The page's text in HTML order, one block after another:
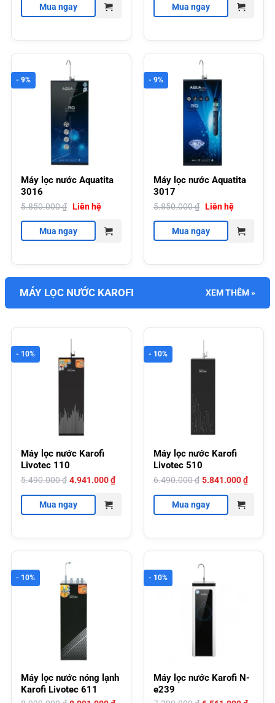
Mua ngay Mua ngay
- 9%
Máy lọc nước Aquatita
3016
5.850.000₫ Liên hệ
Mua ngay
- 9%
Máy lọc nước Aquatita
3017
5.850.000₫ Liên hệ
Mua ngay
MÁY LỌC NƯỚC KAROFI XEM THÊM »
- 10%
Máy lọc nước Karofi
Livotec 110
5.490.000₫
Giá
là:
5.490.000 ₫.
4.941.000₫
Giá
tại
4.941.000 ₫.
Mua ngay
- 10%
Máy lọc nước Karofi
Livotec 510
6.490.000₫
Giá
là:
6.490.000 ₫.
5.841.000₫
Giá
tại
5.841.000 ₫.
Mua ngay
- 10%
Máy lọc nước nóng lạnh
Karofi Livotec 611
- 10%
Máy lọc nước Karofi N-
e239